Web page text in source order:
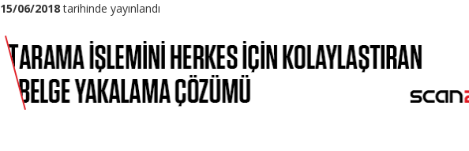
15/06/2018tarihinde yayınlandı